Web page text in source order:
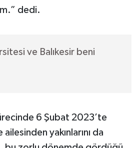
dedi.
ve Balıkesir beni
6 Şubat 2023’te
yakınlarını da